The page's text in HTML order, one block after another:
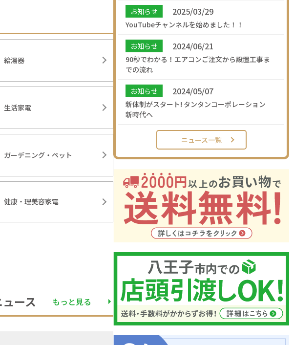
給湯器
生活家電
ガーデニング・ペット
健康・理美容家電
ース もっと見る
お知らせ 2025/03/29
YouTubeチャンネルを始めました！！
お知らせ 2024/06/21
90秒でわかる！エアコンご注文から設置工事ま
での流れ
お知らせ 2024/05/07
新体制がスタート! タンタンコーポレーション
新時代へ
ニュース一覧